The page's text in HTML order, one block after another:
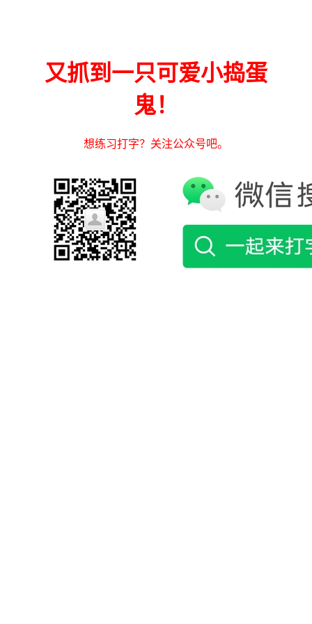
又抓到一只可爱小捣蛋
鬼！
想练习打字？关注公众号吧。